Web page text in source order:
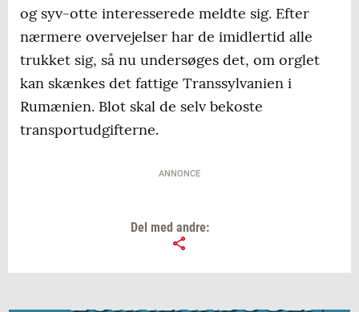
og syv-otte interesserede meldte sig. Efter
nærmere overvejelser har de imidlertid alle
trukket sig, så nu undersøges det, om orglet
kan skænkes det fattige Transsylvanien i
Rumænien. Blot skal de selv bekoste
transportudgifterne.
ANNONCE
Del med andre: